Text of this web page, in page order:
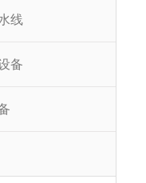
线
备